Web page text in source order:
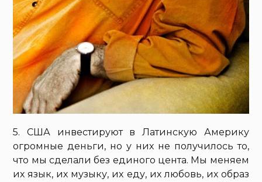
5. США инвестируют в Латинскую Америку
огромные деньги, но у них не получилось то,
что мы сделали без единого цента. Мы меняем
их язык, их музыку, их еду, их любовь, их образ